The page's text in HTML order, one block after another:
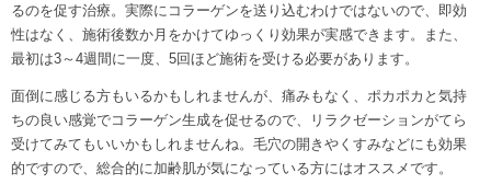
るのを促す治療。実際にコラーゲンを送り込むわけではないので、 即効
性はなく、施術後数か月をかけてゆっくり効果が実感できます。また、
最初は3～4週間に一度、5回ほど施術を受ける必要があります。
面倒に感じる方もいるかもしれませんが、 痛みもなく、ポカポカと気持
ちの良い感覚でコラーゲン生成を促せるので、リラクゼーションがてら
受けてみてもいいかもしれませんね。 毛穴の開きやくすみなどにも効果
的ですので、総合的に加齢肌が気になっている方にはオススメです。